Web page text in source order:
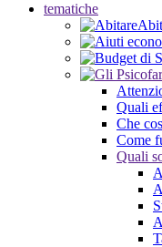
tematiche
Quali
Che
Come
Quali